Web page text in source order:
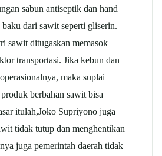
sabun antiseptik dan hand
dari sawit seperti gliserin.
sawit ditugaskan memasok
transportasi. Jika kebun dan
maka suplai
berbahan sawit bisa
itulah,Joko Supriyono juga
tidak tutup dan menghentikan
juga pemerintah daerah tidak